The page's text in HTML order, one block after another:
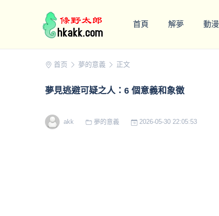
首頁 解夢 動
首页 夢的意義 正文
夢見逃避可疑之人：6 個意義和象徵
akk 夢的意義 2026-05-30 22:05:53